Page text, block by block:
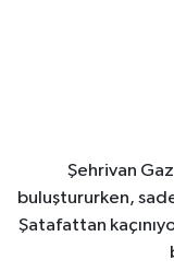
Şehrivan
buluştururken,
Şatafattan